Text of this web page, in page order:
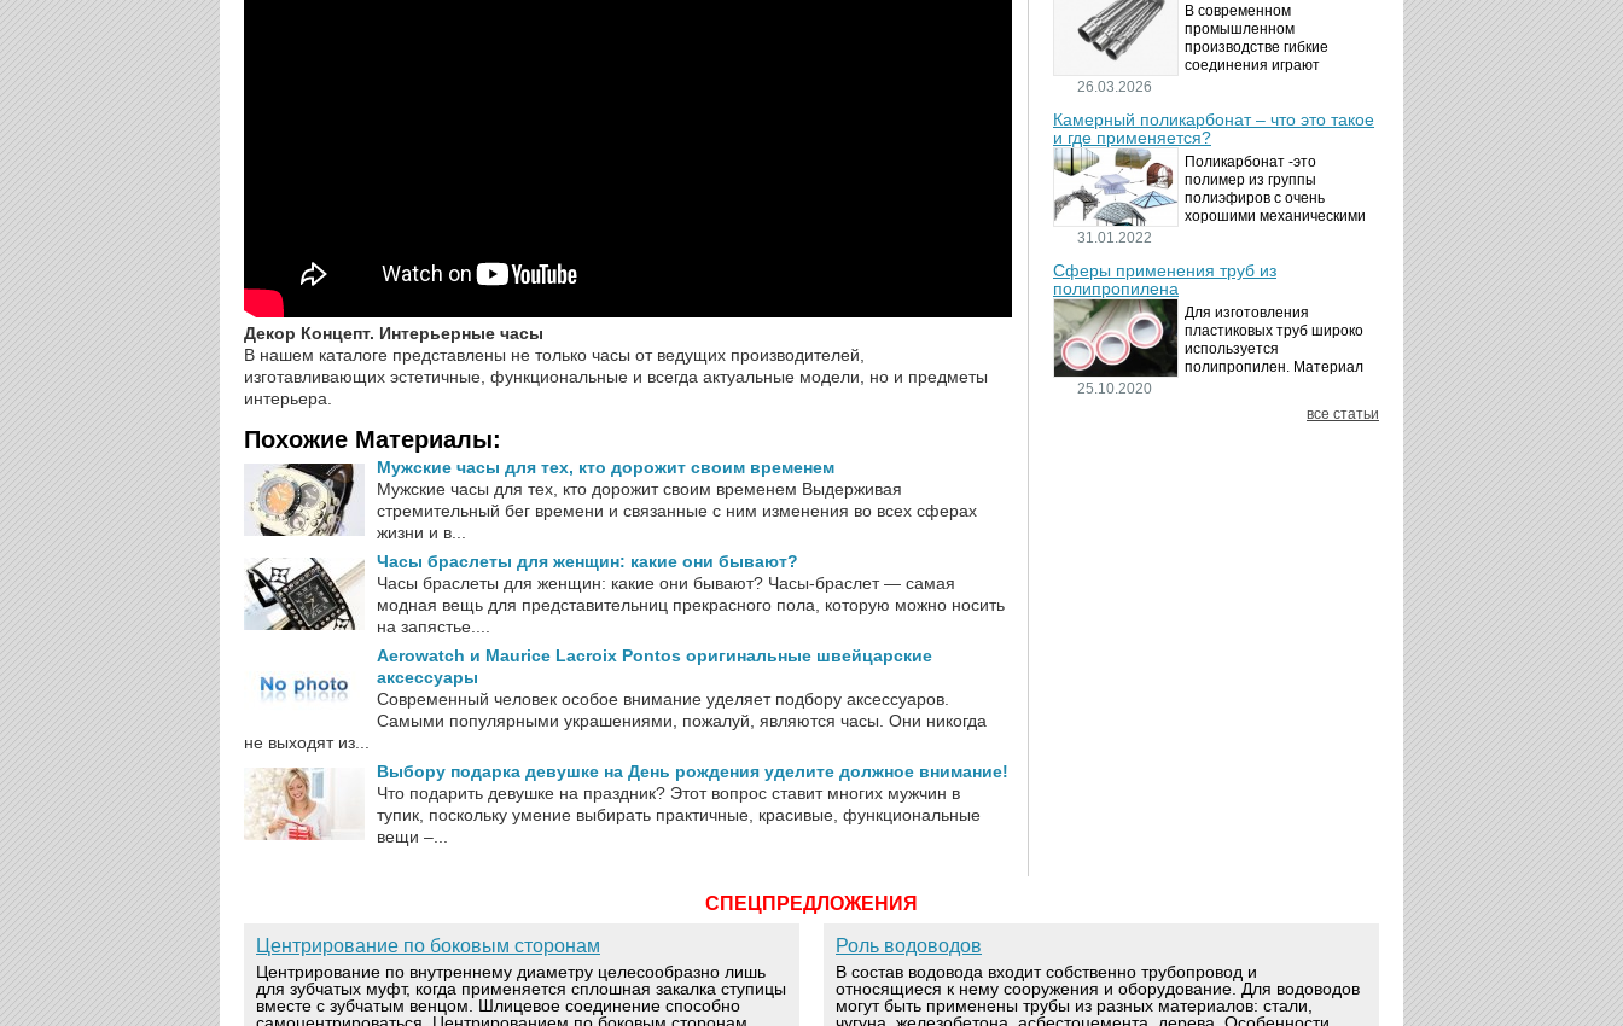
Декор Концепт. Интерьерные часы
В нашем каталоге представлены не только часы от ведущих производителей,
изготавливающих эстетичные, функциональные и всегда актуальные модели, но и предметы
интерьера.
Похожие Материалы:
Мужские часы для тех, кто дорожит своим временем
Мужские часы для тех, кто дорожит своим временем Выдерживая
стремительный бег времени и связанные с ним изменения во всех сферах
жизни и в...
Часы браслеты для женщин: какие они бывают?
Часы браслеты для женщин: какие они бывают? Часы-браслет — самая
модная вещь для представительниц прекрасного пола, которую можно носить
на запястье....
Aerowatch и Maurice Lacroix Pontos оригинальные швейцарские
аксессуары
Современный человек особое внимание уделяет подбору аксессуаров.
Самыми популярными украшениями, пожалуй, являются часы. Они никогда
не выходят из...
Выбору подарка девушке на День рождения уделите должное внимание!
Что подарить девушке на праздник? Этот вопрос ставит многих мужчин в
тупик, поскольку умение выбирать практичные, красивые, функциональные
вещи –...
26.03.2026
В современном
промышленном
производстве гибкие
соединения играют
безопасности
технологических процессов.
Металлорукава
представляют собой
универсальные...
Камерный поликарбонат – что это такое
и где применяется?
31.01.2022
Поликарбонат -это
полимер из группы
полиэфиров с очень
хорошими механическими
аморфный, с хорошей
высокой прозрачностью
материал идеально
подходит для...
Сферы применения труб из
полипропилена
25.10.2020
Для изготовления
пластиковых труб широко
используется
полипропилен. Материал
невосприимчив к коррозии,
все статьи
СПЕЦПРЕДЛОЖЕНИЯ
Центрирование по боковым сторонам
Центрирование по внутреннему диаметру целесообразно лишь
для зубчатых муфт, когда применяется сплошная закалка ступицы
вместе с зубчатым венцом. Шлицевое соединение способно
Роль водоводов
В состав водовода входит собственно трубопровод и
относящиеся к нему сооружения и оборудование. Для водоводов
могут быть применены трубы из разных материалов: стали,